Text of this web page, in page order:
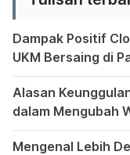
Dampak Positif
UKM Bersaing di
Dalam era
Alasan
dalam Mengubah
Dalam dunia
Mengenal Lebih